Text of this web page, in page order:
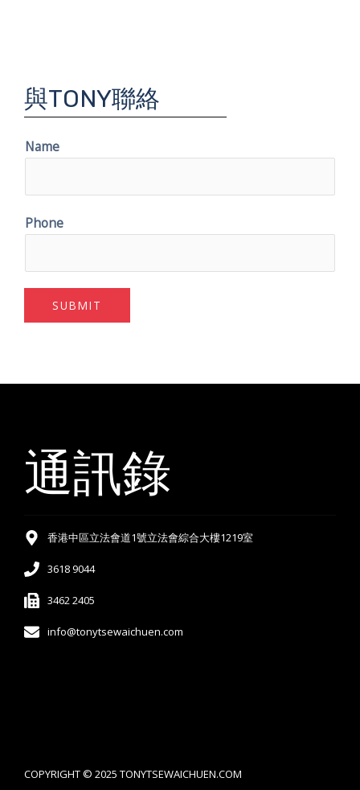
與TONY聯絡
Name
Phone
SUBMIT
COPYRIGHT © 2025 TONYTSEWAICHUEN.COM
通訊錄
香港中區立法會道1號立法會綜合大樓1219室
3618 9044
3462 2405
info@tonytsewaichuen.com